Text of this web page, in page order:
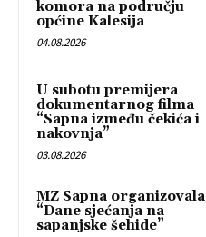
komora na području
općine Kalesija
04.08.2026
U subotu premijera
dokumentarnog filma
“Sapna između čekića i
nakovnja”
03.08.2026
MZ Sapna organizovala
“Dane sjećanja na
sapanjske šehide”